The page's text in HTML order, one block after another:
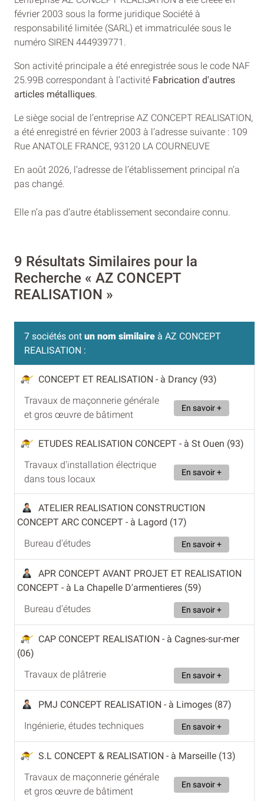
février 2003 sous la forme juridique Société à
responsabilité limitée (SARL) et immatriculée sous le
numéro SIREN 444939771.
Son activité principale a été enregistrée sous le code NAF
25.99B correspondant à l’activité Fabrication d'autres
articles métalliques
Le siège social de l’entreprise AZ CONCEPT REALISATION,
a été enregistré en février 2003 à l’adresse suivante : 109
Rue ANATOLE FRANCE, 93120 LA COURNEUVE
En août 2026, l’adresse de l’établissement principal n’a
pas changé.
Elle n’a pas d’autre établissement secondaire connu.
9 Résultats Similaires pour la
Recherche « AZ CONCEPT
REALISATION »
7 sociétés ont un nom similaire à AZ CONCEPT
REALISATION :
CONCEPT ET REALISATION - à Drancy (93)
Travaux de maçonnerie générale
et gros œuvre de bâtiment
En savoir +
ETUDES REALISATION CONCEPT - à St Ouen (93)
Travaux d'installation électrique
dans tous locaux
En savoir +
ATELIER REALISATION CONSTRUCTION
CONCEPT ARC CONCEPT - à Lagord (17)
Bureau d'études
En savoir +
APR CONCEPT AVANT PROJET ET REALISATION
CONCEPT - à La Chapelle D'armentieres (59)
Bureau d'études
En savoir +
CAP CONCEPT REALISATION - à Cagnes-sur-mer
(06)
Travaux de plâtrerie
En savoir +
PMJ CONCEPT REALISATION - à Limoges (87)
Ingénierie, études techniques
En savoir +
S.L CONCEPT & REALISATION - à Marseille (13)
Travaux de maçonnerie générale
et gros œuvre de bâtiment
En savoir +